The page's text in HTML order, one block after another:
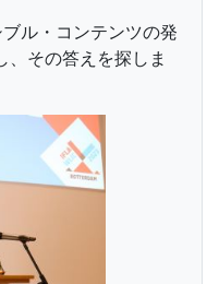
ル・コンテンツの発
、その答えを探しま